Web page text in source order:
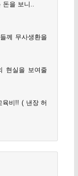
돈을 보니..
께 무사생환을
현실을 보여줄
육비!! ( 낸장 허